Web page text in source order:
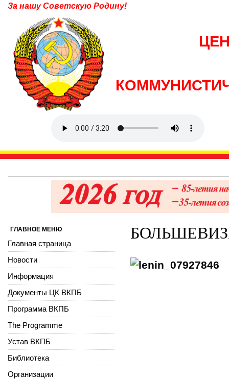
За нашу Советскую Родину!
ГЛАВНОЕ МЕНЮ
Главная страница
Новости
Информация
Документы ЦК ВКПБ
Программа ВКПБ
The Programme
Устав ВКПБ
Библиотека
Организации